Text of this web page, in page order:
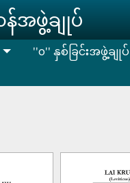
ာန်အဖွဲ့ချုပ်
''၀'' နှစ်ခြင်းအဖွဲ့ချု